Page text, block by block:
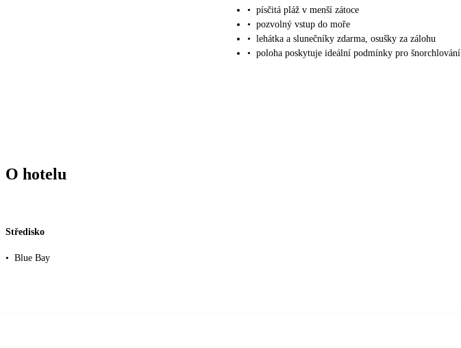
• písčitá pláž v menší zátoce
• pozvolný vstup do moře
• lehátka a slunečníky zdarma, osušky za zálohu
• poloha poskytuje ideální podmínky pro šnorchlování
O hotelu
Středisko
• Blue Bay